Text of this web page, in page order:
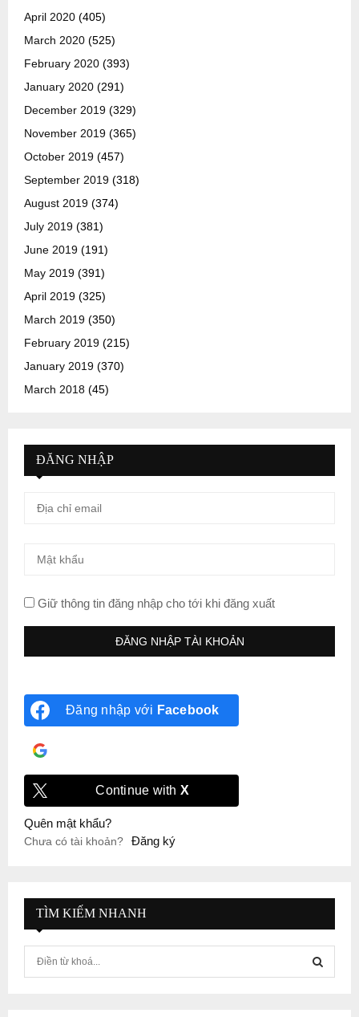
April 2020 (405)
March 2020 (525)
February 2020 (393)
January 2020 (291)
December 2019 (329)
November 2019 (365)
October 2019 (457)
September 2019 (318)
August 2019 (374)
July 2019 (381)
June 2019 (191)
May 2019 (391)
April 2019 (325)
March 2019 (350)
February 2019 (215)
January 2019 (370)
March 2018 (45)
ĐĂNG NHẬP
Giữ thông tin đăng nhập cho tới khi đăng xuất
Đăng nhập với Facebook
Continue with X
Quên mật khẩu?
Chưa có tài khoản? Đăng ký
TÌM KIẾM NHANH